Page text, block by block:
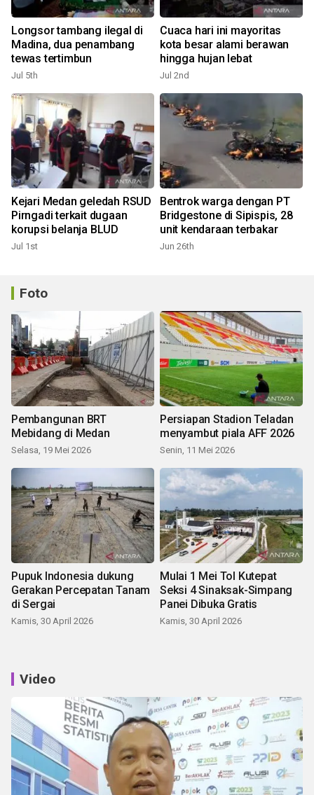
Longsor tambang ilegal di
Madina, dua penambang
tewas tertimbun
Jul 5th
Cuaca hari ini mayoritas
kota besar alami berawan
hingga hujan lebat
Jul 2nd
Kejari Medan geledah RSUD
Pirngadi terkait dugaan
korupsi belanja BLUD
Jul 1st
Bentrok warga dengan PT
Bridgestone di Sipispis, 28
unit kendaraan terbakar
Jun 26th
Foto
Pembangunan BRT
Mebidang di Medan
Selasa, 19 Mei 2026
Persiapan Stadion Teladan
menyambut piala AFF 2026
Senin, 11 Mei 2026
Pupuk Indonesia dukung
Gerakan Percepatan Tanam
di Sergai
Kamis, 30 April 2026
Mulai 1 Mei Tol Kutepat
Seksi 4 Sinaksak-Simpang
Panei Dibuka Gratis
Kamis, 30 April 2026
Video